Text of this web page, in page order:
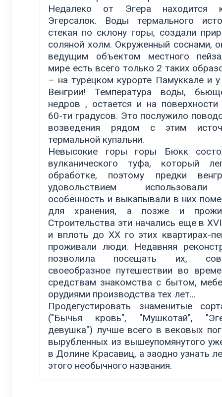
Недалеко от Эгера находится
Эгерсалок. Воды термального
стекая по склону горы, создали
соляной холм. Окруженный соснами,
ведущим объектом местного
мире есть всего только 2 таких
– на турецком курорте Памуккале и
Венгрии! Температура воды,
недров , остается и на поверхности
60-ти градусов. Это послужило
возведения рядом с этим
термальной купальни.
Невысокие горы горы Бюкк
вулканического туфа, который
обработке, поэтому предки
удовольствием
особенность и выкапывали в них
для хранения, а позже и
Строительства эти начались еще в
и вплоть до XX го этих квартирах-
проживали люди. Недавняя
позволила посещать их,
своеобразное путешествии во
средствам знакомства с бытом,
орудиями производства тех лет...
Продегустировать знаменитые
("Бычья кровь", "Мушкотай",
девушка") лучше всего в вековых
вырубленных из вышеупомянутого
в Долине Красавиц, а заодно узнать
этого необычного названия.